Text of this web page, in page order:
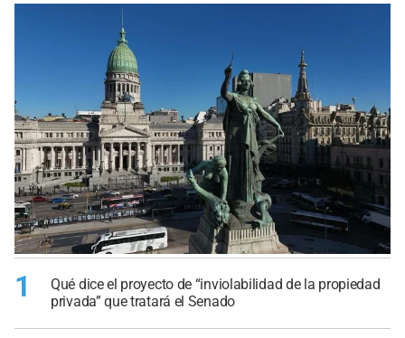
1
Qué dice el proyecto de “inviolabilidad de la propiedad
privada” que tratará el Senado